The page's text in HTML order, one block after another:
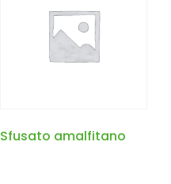
Sfusato amalfitano